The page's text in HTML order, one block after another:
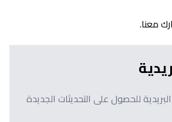
معنا.
للحصول على التحديثات الجديدة